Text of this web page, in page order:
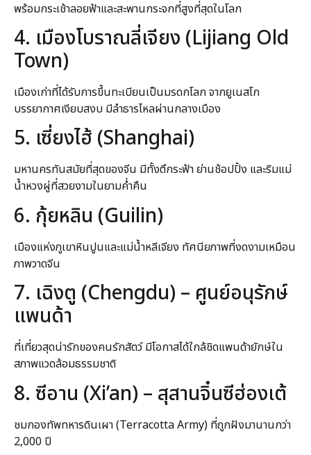
พร้อมกระเช้าลอยฟ้าและสะพานกระจกที่สูงที่สุดในโลก
4. เมืองโบราณลี่เจียง (Lijiang Old
Town)
เมืองเก่าที่ได้รับการขึ้นทะเบียนเป็นมรดกโลก จากยูเนสโก
บรรยากาศเงียบสงบ มีลำธารไหลผ่านกลางเมือง
5. เซี่ยงไฮ้ (Shanghai)
มหานครทันสมัยที่สุดของจีน มีทั้งตึกระฟ้า ย่านช้อปปิ้ง และริมแม่
น้ำหวงผู่ที่สวยงามในยามค่ำคืน
6. กุ้ยหลิน (Guilin)
เมืองแห่งภูเขาหินปูนและแม่น้ำหลีเจียง ทัศนียภาพที่งดงามเหมือน
ภาพวาดจีน
7. เฉิงตู (Chengdu) – ศูนย์อนุรักษ์
แพนด้า
ที่เที่ยวสุดน่ารักของคนรักสัตว์ มีโอกาสได้ใกล้ชิดแพนด้ายักษ์ใน
สภาพแวดล้อมธรรมชาติ
8. ซีอาน (Xi’an) – สุสานจิ๋นซีฮ่องเต้
ชมกองทัพทหารดินเผา (Terracotta Army) ที่ถูกฝังมานานกว่า
2,000 ปี